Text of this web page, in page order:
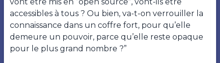
accessibles à tous ? Ou bien, va-t-on verrouiller la
connaissance dans un coffre fort, pour qu’elle
demeure un pouvoir, parce qu’elle reste opaque
pour le plus grand nombre ?”